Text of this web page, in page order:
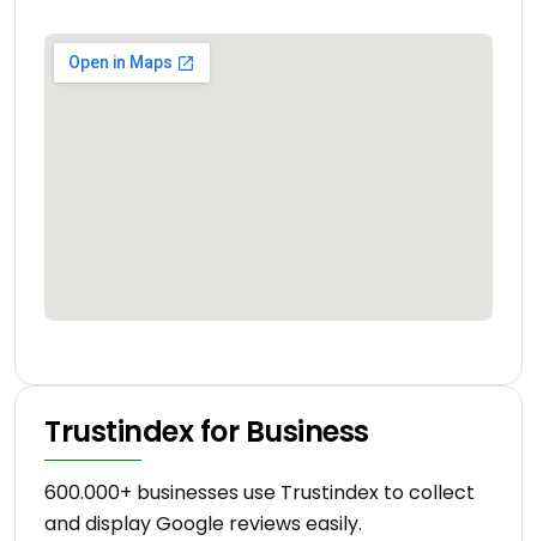
Trustindex for Business
600.000+ businesses use Trustindex to collect
and display Google reviews easily.